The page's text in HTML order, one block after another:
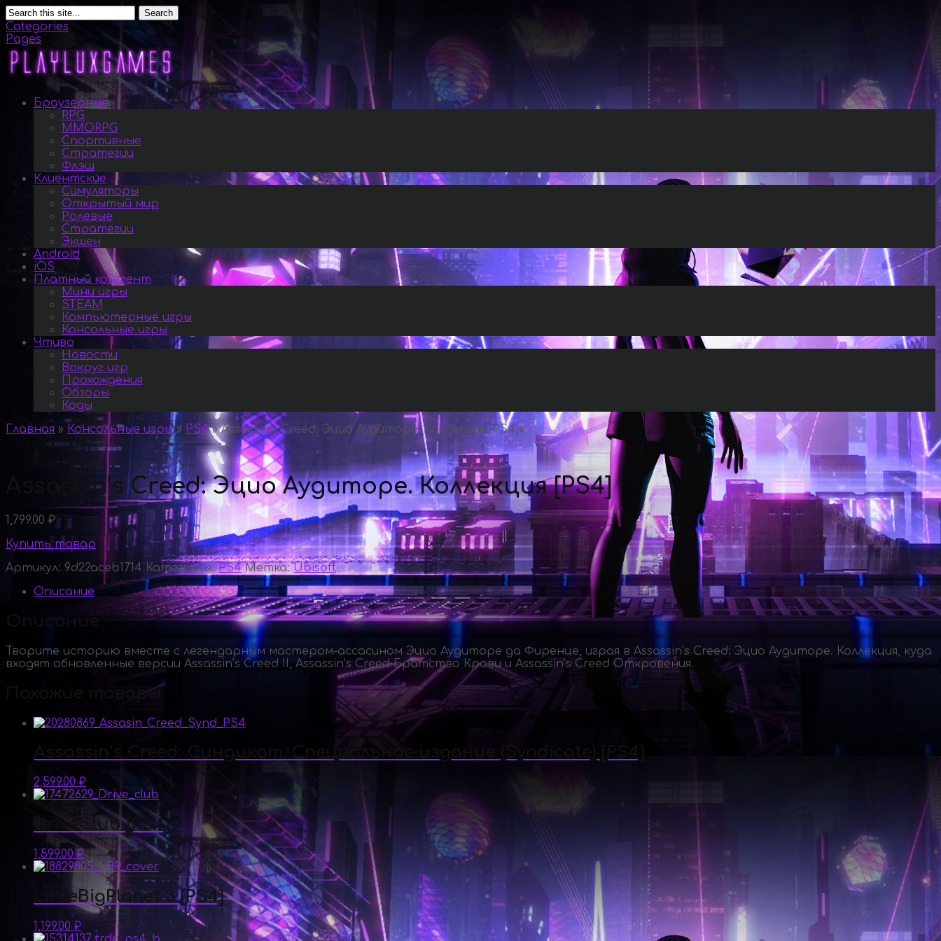
Search
Categories
Pages
Браузерные
RPG
MMORPG
Спортивные
Стратегии
Флэш
Клиентские
Симуляторы
Открытый мир
Ролевые
Стратегии
Экшен
Android
iOS
Платный контент
Мини игры
STEAM
Компьютерные игры
Консольные игры
Чтиво
Новости
Вокруг игр
Прохождения
Обзоры
Коды
Главная » Консольные игры » PS4 »Assassin’s Creed: Эцио Аудиторе. Коллекция [PS4]»
Assassin’s Creed: Эцио Аудиторе. Коллекция [PS4]
1,799.00 ₽
Купить товар
Артикул: 9d22aceb1714 Категория:PS4 Метка:Ubisoft
Описание
Описание
Творите историю вместе с легендарным мастером-ассасином Эцио Аудиторе да Фиренце, играя в Assassin’s Creed: Эцио Аудиторе. Коллекция, куда
входят обновленные версии Assassin’s Creed II, Assassin’s Creed Братство Крови и Assassin’s Creed Откровения.
Похожие товары
2,599.00 ₽
DriveClub [PS4]
1,599.00 ₽
LittleBigPlanet 3 [PS4]
1,199.00 ₽